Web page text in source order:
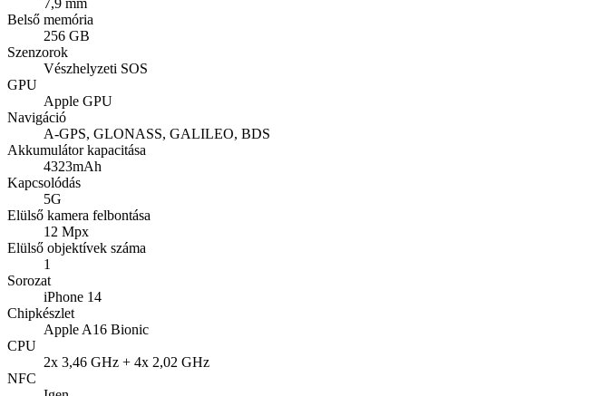
7,9 mm
Belső memória
256 GB
Szenzorok
Vészhelyzeti SOS
GPU
Apple GPU
Navigáció
A-GPS, GLONASS, GALILEO, BDS
Akkumulátor kapacitása
4323mAh
Kapcsolódás
5G
Elülső kamera felbontása
12 Mpx
Elülső objektívek száma
1
Sorozat
iPhone 14
Chipkészlet
Apple A16 Bionic
CPU
2x 3,46 GHz + 4x 2,02 GHz
NFC